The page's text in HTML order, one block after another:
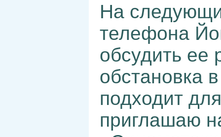
На
телефона
обсудить ее
обстановка
подходит
приглашаю